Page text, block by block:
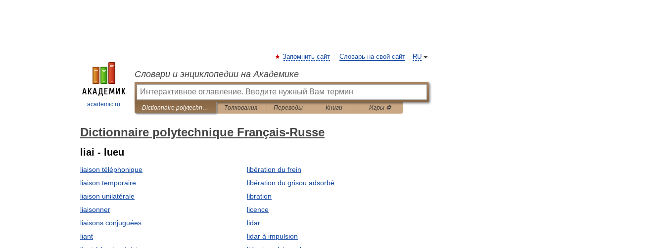
academic.ru
RU
Запомнить сайт Словарь на свой сайт
Словари и энциклопедии на Академике
Dictionnaire polytechnique Français-Russe Толкования Переводы Книги Игры ⚽
Dictionnaire polytechnique Français-Russe
liai - lueu
liaison téléphonique
liaison temporaire
liaison unilatérale
liaisonner
liaisons conjuguées
liant
libération du frein
libération du grisou adsorbé
libration
licence
lidar
lidar à impulsion